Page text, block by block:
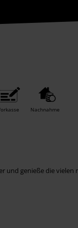
Nachnahme
und genieße die